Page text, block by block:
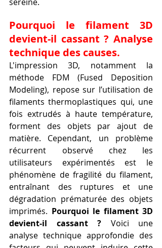
Pourquoi le filament 3D
devient-il cassant ? Analyse
technique des causes.
L'impression 3D, notamment la
méthode FDM (Fused Deposition
Modeling), repose sur l’utilisation de
filaments thermoplastiques qui, une
fois extrudés à haute température,
forment des objets par ajout de
matière. Cependant, un problème
récurrent observé chez les
utilisateurs expérimentés est le
phénomène de fragilité du filament,
entraînant des ruptures et une
dégradation prématurée des objets
imprimés. Pourquoi le filament 3D
devient-il cassant ? Voici une
analyse technique approfondie des